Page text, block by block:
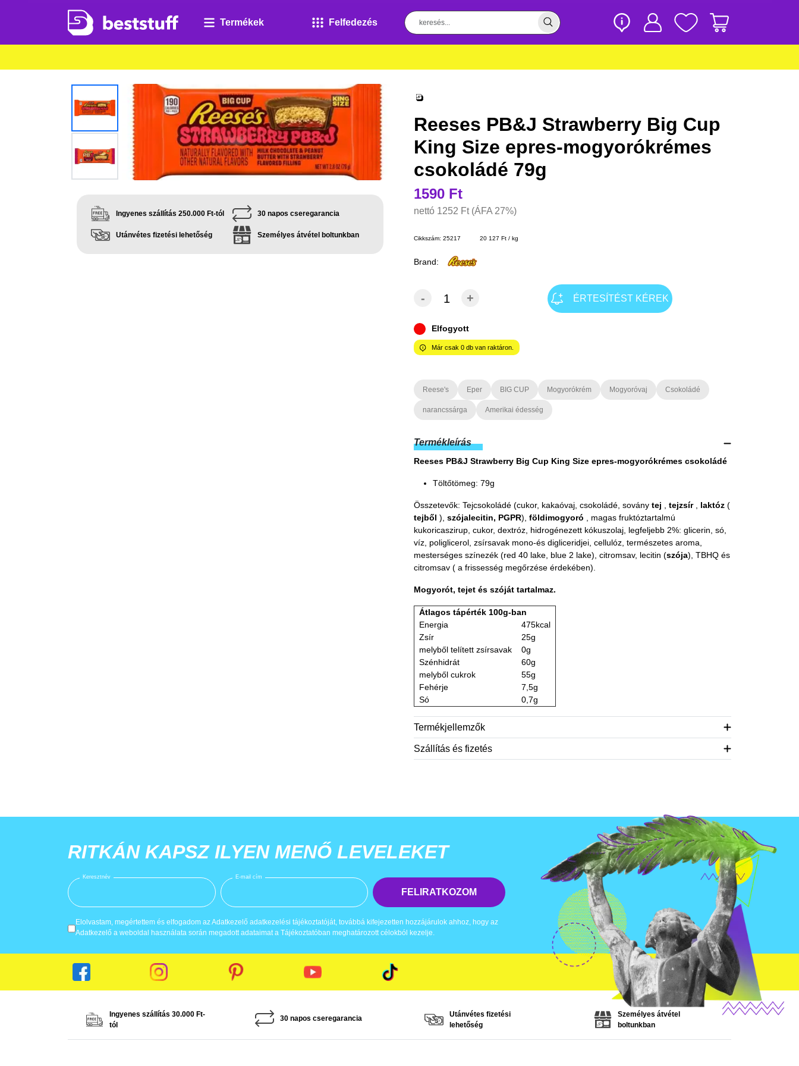
Termékek Felfedezés
Ingyenes szállítás 250.000 Ft-tól
Utánvétes fizetési lehetőség
30 napos cseregarancia
Személyes átvétel boltunkban
Reeses PB&J Strawberry Big Cup
King Size epres-mogyorókrémes
csokoládé 79g
1590 Ft
nettó 1252 Ft (ÁFA 27%)
Cikkszám: 25217 20 127 Ft / kg
Brand:
- + ÉRTESÍTÉST KÉREK
Elfogyott
Már csak 0 db van raktáron.
Reese's Eper BIG CUP Mogyorókrém Mogyoróvaj Csokoládé
narancssárga Amerikai édesség
Termékleírás
Reeses PB&J Strawberry Big Cup King Size epres-mogyorókrémes csokoládé
Töltőtömeg: 79g
Összetevők: Tejcsokoládé (cukor, kakaóvaj, csokoládé, sovány tej , tejzsír, laktóz (
tejből ), szójalecitin, PGPR), földimogyoró , magas fruktóztartalmú
kukoricaszirup, cukor, dextróz, hidrogénezett kókuszolaj, legfeljebb 2%: glicerin, só,
víz, poliglicerol, zsírsavak mono-és digliceridjei, cellulóz, természetes aroma,
mesterséges színezék (red 40 lake, blue 2 lake), citromsav, lecitin (szója), TBHQ és
citromsav ( a frissesség megőrzése érdekében).
Mogyorót, tejet és szóját tartalmaz.
Átlagos tápérték 100g-ban
Energia
475kcal
Zsír
25g
melyből telített zsírsavak
0g
Szénhidrát
60g
melyből cukrok
55g
Fehérje
7,5g
Só
0,7g
Termékjellemzők
Szállítás és fizetés
RITKÁN KAPSZ ILYEN MENŐ LEVELEKET
Keresztnév E-mail cím
FELIRATKOZOM
Elolvastam, megértettem és elfogadom az Adatkezelő adatkezelési tájékoztatóját, továbbá kifejezetten hozzájárulok ahhoz, hogy az
Adatkezelő a weboldal használata során megadott adataimat a Tájékoztatóban meghatározott célokból kezelje.
Ingyenes szállítás 30.000 Ft-
tól
30 napos cseregarancia
Utánvétes fizetési
lehetőség
Személyes átvétel
boltunkban